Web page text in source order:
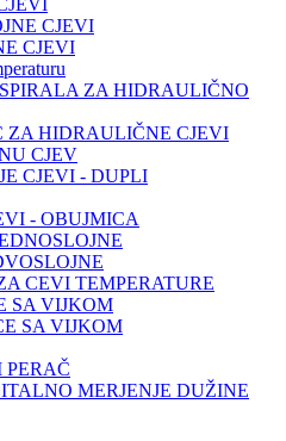
CJEVI
CJEVI
ZA HIDRAULIČNO
ZA HIDRAULIČNE CJEVI
CJEV
CJEVI - DUPLI
- OBUJMICA
CEVI TEMPERATURE
SA VIJKOM
SA VIJKOM
MERJENJE DUŽINE